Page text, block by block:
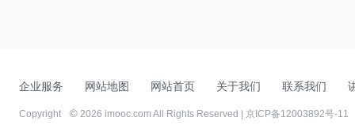
企业服务 网站地图 网站首页 关于我们 联系我们
Copyright 2026 imooc.com All Rights Reserved | 京ICP备12003892号-11